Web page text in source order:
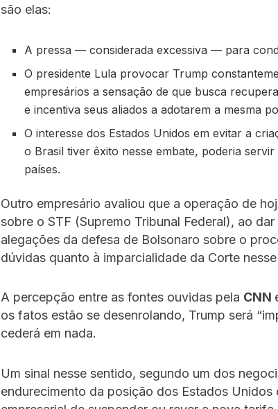
são elas:
A pressa — considerada excessiva — para
O presidente Lula provocar Trump
empresários a sensação de que busca
e incentiva seus aliados a adotarem a mesma
O interesse dos Estados Unidos em evitar a
o Brasil tiver êxito nesse embate, poderia
países.
Outro empresário avaliou que a operação de
sobre o STF (Supremo Tribunal Federal), ao
alegações da defesa de Bolsonaro sobre o
dúvidas quanto à imparcialidade da Corte
A percepção entre as fontes ouvidas pela CNN
os fatos estão se desenrolando, Trump será
cederá em nada.
Um sinal nesse sentido, segundo um dos
endurecimento da posição dos Estados Unidos